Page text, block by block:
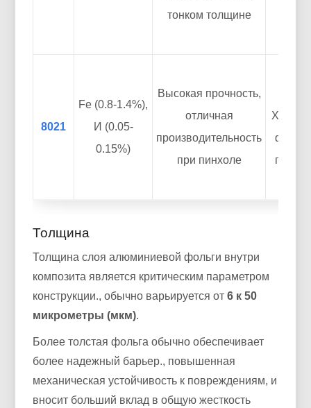
тонком толщине
8021
Fe (0.8-1.4%),
И (0.05-
0.15%)
Высокая прочность,
отличная
производительность
при пинхоле
Толщина
Толщина слоя алюминиевой фольги внутри
композита является критическим параметром
конструкции., обычно варьируется от6 к 50
микрометры (мкм).
Более толстая фольга обычно обеспечивает
более надежный барьер., повышенная
механическая устойчивость к повреждениям, и
вносит больший вклад в общую жесткость